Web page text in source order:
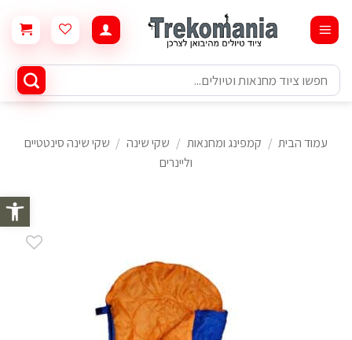
פתח
content
חיפוש
עבור:
עמוד הבית / קמפינג ומחנאות / שקי שינה / שקי שינה סינטטיים
וליינרים